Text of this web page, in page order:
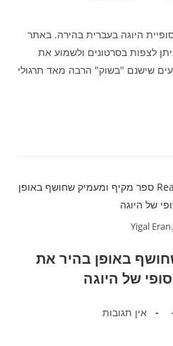
היוגה בעברית בהירה. באתר
לצפות בסרטונים ולשמוע את
שישנם "בשוק" הרבה מאד תרגולי
Yigal
באופן בהיר את
של היוגה
אין תגובות